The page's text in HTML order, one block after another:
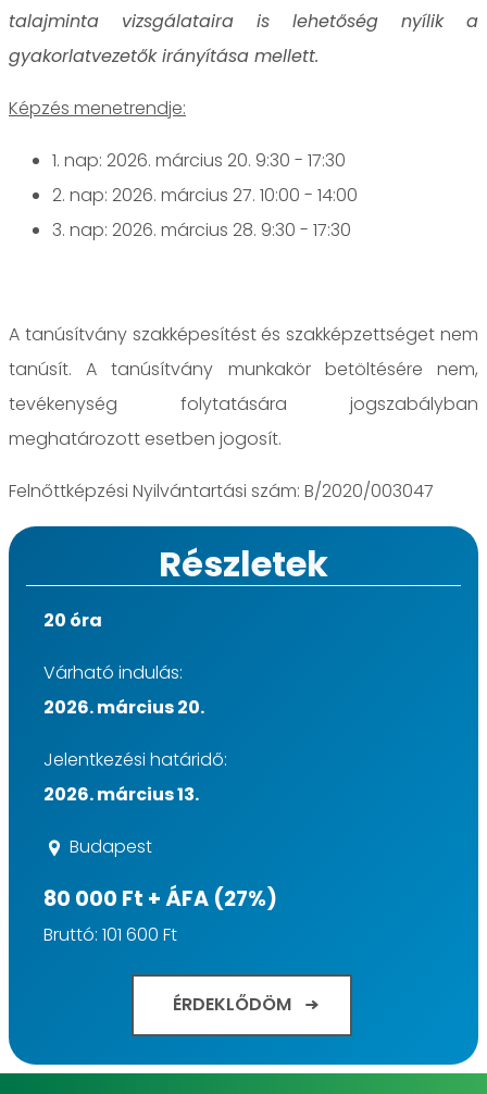
talajminta vizsgálataira is lehetőség nyílik a
gyakorlatvezetők irányítása mellett.
Képzés menetrendje:
1. ‎nap: 2026. március 20. 9:30 - 17:30
2. nap: 2026. március 27. 10:00 - 14:00
3. nap: 2026. március 28. 9:30 - 17:30
A tanúsítvány szakképesítést és szakképzettséget nem
tanúsít. A tanúsítvány munkakör betöltésére nem,
tevékenység folytatására jogszabályban
meghatározott esetben jogosít.
Felnőttképzési Nyilvántartási szám: B/2020/003047
Részletek
20 óra
Várható indulás:
2026. március 20.
Jelentkezési határidő:
2026. március 13.
Budapest
80 000 Ft + ÁFA (27%)
Bruttó: 101 600 Ft
ÉRDEKLŐDÖM